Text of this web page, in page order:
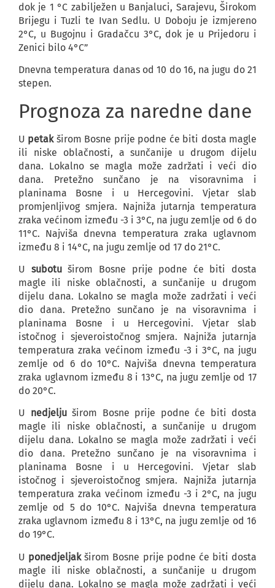
dok je 1 °C zabilježen u Banjaluci, Sarajevu, Širokom
Brijegu i Tuzli te Ivan Sedlu. U Doboju je izmjereno
2°C, u Bugojnu i Gradačcu 3°C, dok je u Prijedoru i
Zenici bilo 4°C”
Dnevna temperatura danas od 10 do 16, na jugu do 21
stepen.
Prognoza za naredne dane
U petakširom Bosne prije podne će biti dosta magle
ili niske oblačnosti, a sunčanije u drugom dijelu
dana. Lokalno se magla može zadržati i veći dio
dana. Pretežno sunčano je na visoravnima i
planinama Bosne i u Hercegovini. Vjetar slab
promjenljivog smjera. Najniža jutarnja temperatura
zraka većinom između -3 i 3°C, na jugu zemlje od 6 do
11°C. Najviša dnevna temperatura zraka uglavnom
između 8 i 14°C, na jugu zemlje od 17 do 21°C.
U subotuširom Bosne prije podne će biti dosta
magle ili niske oblačnosti, a sunčanije u drugom
dijelu dana. Lokalno se magla može zadržati i veći
dio dana. Pretežno sunčano je na visoravnima i
planinama Bosne i u Hercegovini. Vjetar slab
istočnog i sjeveroistočnog smjera. Najniža jutarnja
temperatura zraka većinom između -3 i 3°C, na jugu
zemlje od 6 do 10°C. Najviša dnevna temperatura
zraka uglavnom između 8 i 13°C, na jugu zemlje od 17
do 20°C.
U nedjeljuširom Bosne prije podne će biti dosta
magle ili niske oblačnosti, a sunčanije u drugom
dijelu dana. Lokalno se magla može zadržati i veći
dio dana. Pretežno sunčano je na visoravnima i
planinama Bosne i u Hercegovini. Vjetar slab
istočnog i sjeveroistočnog smjera. Najniža jutarnja
temperatura zraka većinom između -3 i 2°C, na jugu
zemlje od 5 do 10°C. Najviša dnevna temperatura
zraka uglavnom između 8 i 13°C, na jugu zemlje od 16
do 19°C.
U ponedjeljakširom Bosne prije podne će biti dosta
magle ili niske oblačnosti, a sunčanije u drugom
dijelu dana. Lokalno se magla može zadržati i veći